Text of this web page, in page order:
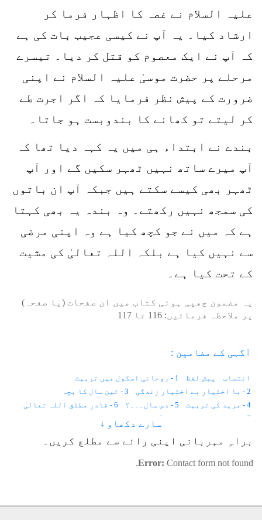
علیہ السلام نے غصہ کا اظہار فرما کر
ارشاد کیا۔ یہ آپ نے کیسی عجیب بات کی ہے
کہ آپ نے ایک معصوم کو قتل کر دیا۔ تیسرے
مرحلے پر حضرت موسیٰ علیہ السلام نے اپنی
ضرورت کے پیش نظر فرمایا کہ اگر اجرت طے
کر لیتے تو کھانے کا بندوبست ہو جاتا۔
بندے نے ابتداء ہی میں یہ کہہ دیا تھا کہ
آپ میرے ساتھ نہیں ٹھہر سکیں گے اور آپ
ٹھہر بھی کیسے سکتے ہیں جبکہ آپ ان باتوں
کی سمجھ نہیں رکھتے۔ وہ بندہ یہ بھی کہتا
ہے کہ میں نے جو کچھ کیا ہے وہ اپنی مرضی
سے نہیں کیا ہے بلکہ اللہ تعالیٰ کی مشیت
کے تحت کیا ہے۔
یہ مضمون چھپی ہوئی کتاب میں ان صفحات (یا صفحہ)
پر ملاحظہ فرمائیں: 116 تا 117
آگہی کے مضامین :
انتساب پیش لفظ
1 - روحانی اسکول میں تربیت
2 - با اختیار بے اختیار زندگی
3 - تین سال کا بچہ
4 - مرید کی تربیت
5 - دس سال۔۔۔؟
6 - قادرِ مطلق اللہ تعالیٰ
7 - موت حفاظت کرتی ہے
8 - باہر نہیں ہم اندر دیکھتے ہیں
10 - نیند اور شعور
12 - لازمانیت اور زمانیت
13 - مثال
14 - وقت۔۔۔؟
سارے دکھاو ↓
براہِ مہربانی اپنی رائے سے مطلع کریں۔
Error: Contact form not found.